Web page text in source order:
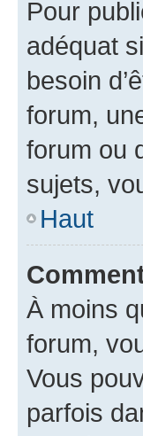
Pour
adéquat
besoin
forum,
forum ou
sujets,
Haut
À moins
forum,
Vous
parfois